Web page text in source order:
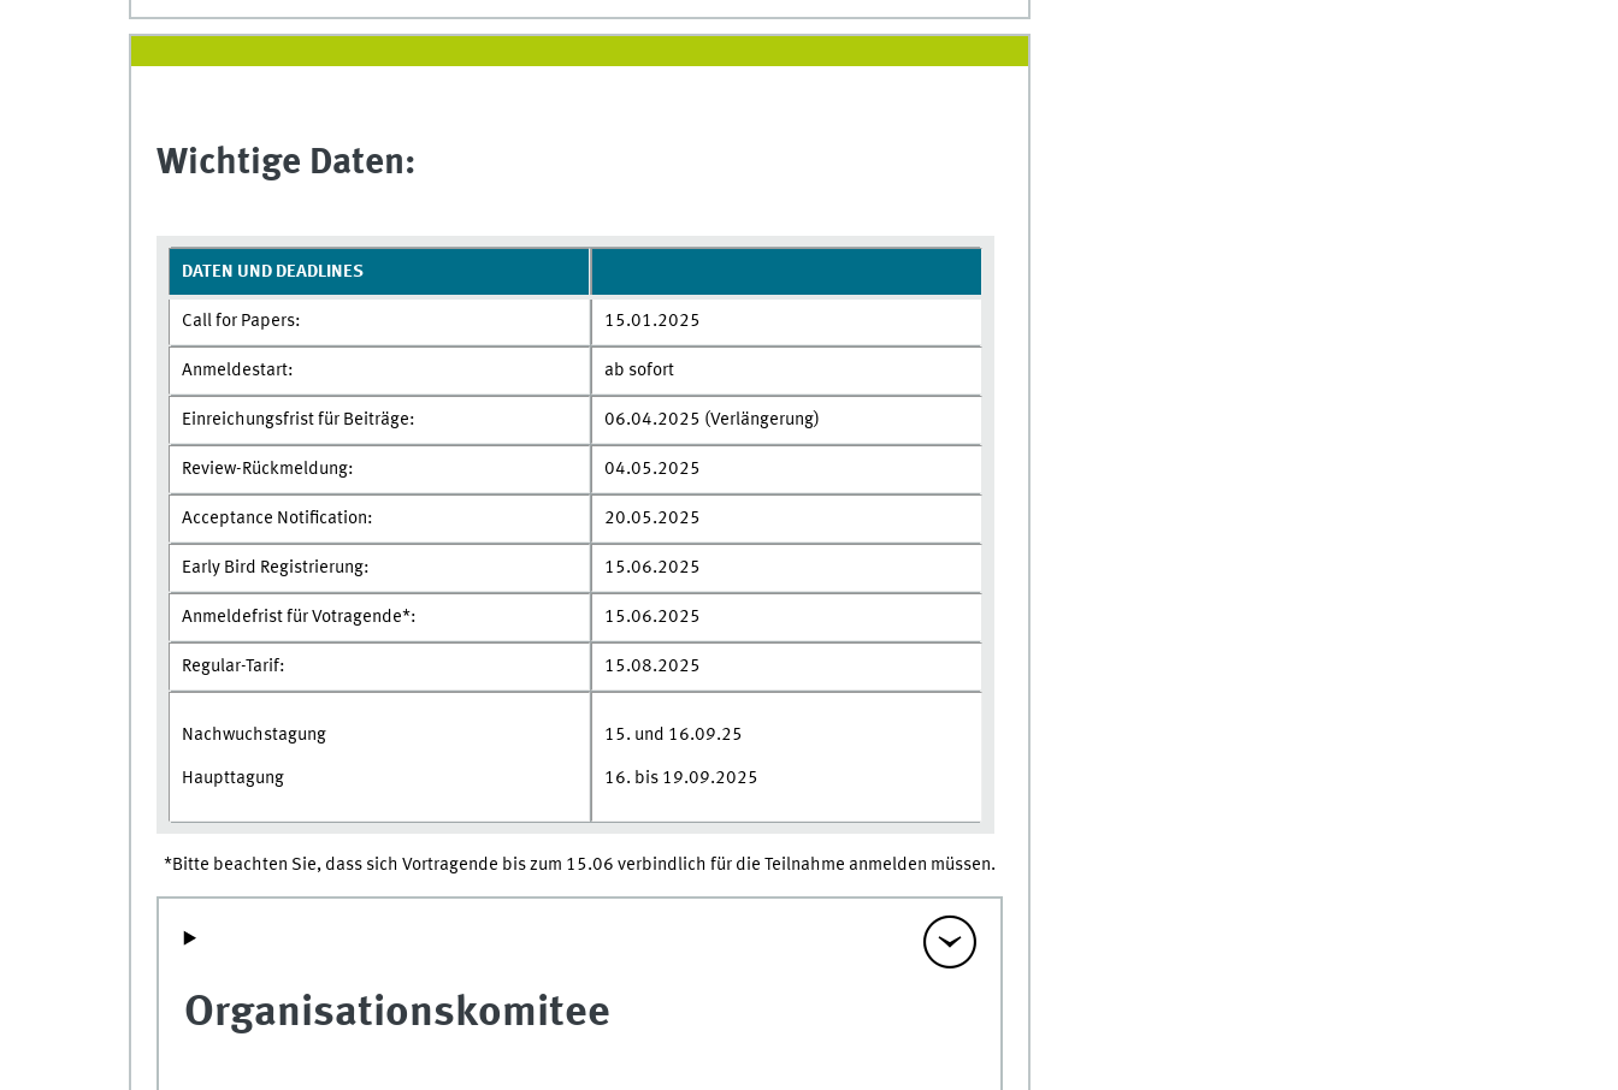
Wichtige Daten:
DATEN UND DEADLINES
Call for Papers: 15.01.2025
Anmeldestart: ab sofort
Einreichungsfrist für Beiträge: 06.04.2025 (Verlängerung)
Review-Rückmeldung: 04.05.2025
Acceptance Notification: 20.05.2025
Early Bird Registrierung: 15.06.2025
Anmeldefrist für Votragende*: 15.06.2025
Regular-Tarif: 15.08.2025
Nachwuchstagung
Haupttagung
15. und 16.09.25
16. bis 19.09.2025
*Bitte beachten Sie, dass sich Vortragende bis zum 15.06 verbindlich für die Teilnahme anmelden müssen.
Organisationskomitee